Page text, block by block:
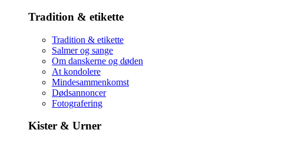
Tradition & etikette
Tradition & etikette
Salmer og sange
Om danskerne og døden
At kondolere
Mindesammenkomst
Dødsannoncer
Fotografering
Kister & Urner